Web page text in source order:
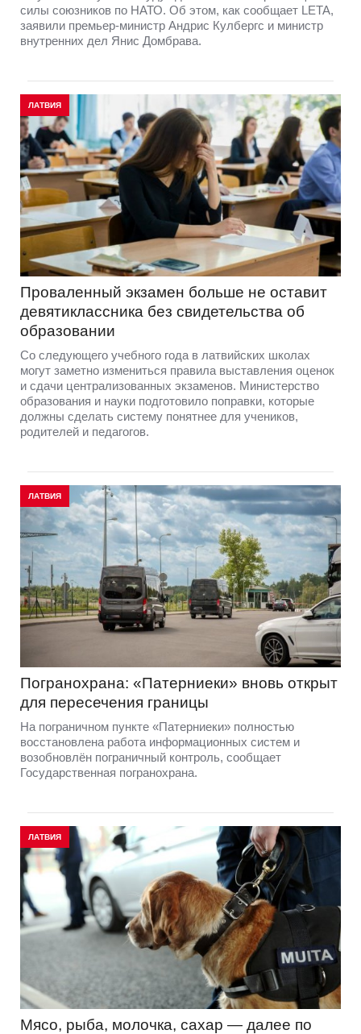
силы союзников по НАТО. Об этом, как сообщает LETA,
заявили премьер-министр Андрис Кулбергс и министр
внутренних дел Янис Домбрава.
ЛАТВИЯ
Проваленный экзамен больше не оставит
девятиклассника без свидетельства об
образовании
Со следующего учебного года в латвийских школах
могут заметно измениться правила выставления оценок
и сдачи централизованных экзаменов. Министерство
образования и науки подготовило поправки, которые
должны сделать систему понятнее для учеников,
родителей и педагогов.
ЛАТВИЯ
Погранохрана: «Патерниеки» вновь открыт
для пересечения границы
На пограничном пункте «Патерниеки» полностью
восстановлена работа информационных систем и
возобновлён пограничный контроль, сообщает
Государственная погранохрана.
ЛАТВИЯ
Мясо, рыба, молочка, сахар — далее по